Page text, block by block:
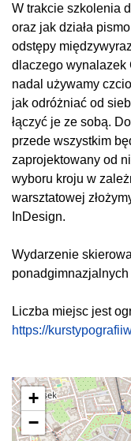
W trakcie szkolenia
oraz jak działa
odstępy
dlaczego wynalazek
nadal używamy
jak odróżniać od
łączyć je ze sobą.
przede wszystkim
zaprojektowany od
wyboru kroju w
warsztatowej
InDesign.
Wydarzenie
ponadgimnazjalnych
Liczba miejsc jest
https://
+
−